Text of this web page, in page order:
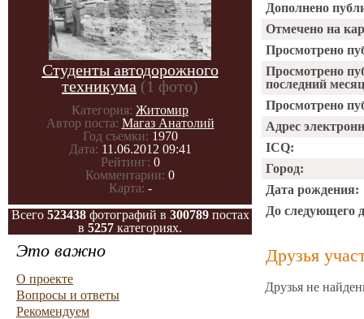
Студенты автодорожного
техникума (1 фото)
Категория: Житомир
Автор поста: Магаз Анатолий
Год съемки: 1970
Дата: 11.06.2012 09:41
Рейтинг: 0
Комментарии: 0
Карта: -
Всего 523438фотографий в 300789постах
в 5257 категориях.
Это важно
О проекте
Вопросы и ответы
Рекомендуем
Дополнено
Отмечено на
Просмотрено
Просмотрено
последний
Просмотрено
Адрес
ICQ:
Город:
Дата рождения:
До следующего
Друзья
Друзья не